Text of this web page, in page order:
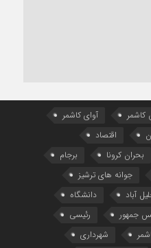
آوای کاشمر
اقتصاد
بحران کرونا
برجام
جوانه های ترشیز
آباد
دانشگاه
جمهور
رئیسی
شهرداری